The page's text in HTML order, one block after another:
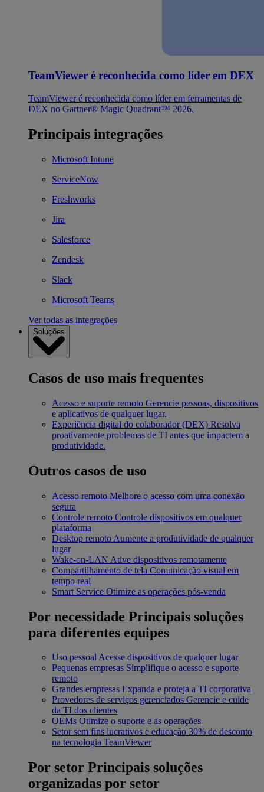
TeamViewer é reconhecida como líder em DEX
TeamViewer é reconhecida como líder em ferramentas de
DEX no Gartner® Magic Quadrant™ 2026.
Principais integrações
Microsoft Intune
ServiceNow
Freshworks
Jira
Salesforce
Zendesk
Slack
Microsoft Teams
Ver todas as integrações
Soluções
Casos de uso mais frequentes
Acesso e suporte remoto Gerencie pessoas, dispositivos
e aplicativos de qualquer lugar.
Experiência digital do colaborador (DEX) Resolva
proativamente problemas de TI antes que impactem a
produtividade.
Outros casos de uso
Acesso remoto Melhore o acesso com uma conexão
segura
Controle remoto Controle dispositivos em qualquer
plataforma
Desktop remoto Aumente a produtividade de qualquer
lugar
Wake-on-LAN Ative dispositivos remotamente
Compartilhamento de tela Comunicação visual em
tempo real
Smart Service Otimize as operações pós-venda
Por necessidade Principais soluções
para diferentes equipes
Uso pessoalAcesse dispositivos de qualquer lugar
Pequenas empresas Simplifique o acesso e suporte
remoto
Grandes empresas Expanda e proteja a TI corporativa
Provedores de serviços gerenciados Gerencie e cuide
da TI dos clientes
OEMs Otimize o suporte e as operações
Setor sem fins lucrativos e educação 30% de desconto
na tecnologia TeamViewer
Por setor Principais soluções
organizadas por setor